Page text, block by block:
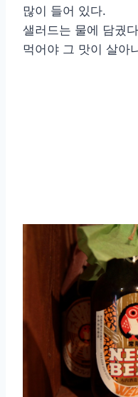
많이 들어 있다.
샐러드는 물에 담궜
먹어야 그 맛이 살아